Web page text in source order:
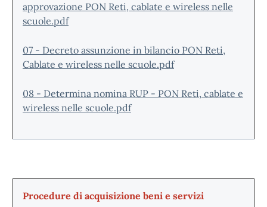
approvazione PON Reti, cablate e wireless nelle
scuole.pdf
07 - Decreto assunzione in bilancio PON Reti,
Cablate e wireless nelle scuole.pdf
08 - Determina nomina RUP - PON Reti, cablate e
wireless nelle scuole.pdf
Procedure di acquisizione beni e servizi